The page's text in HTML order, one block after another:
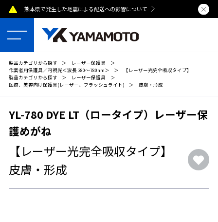
熊本県で発生した地震による配送への影響について 夏季休業
製品カテゴリから探す ＞ レーザー保護具
＞
作業者用保護具／可視光＜波長 380～780nm＞
＞
【レーザー光完全吸収タイプ】
製品カテゴリから探す
＞ レーザー保護具
＞
医療、美容向け保護具(レーザー、フラッシュライト)
＞ 皮膚・形成
YL-780 DYE LT（ロータイプ）レーザー保
護めがね
【レーザー光完全吸収タイプ】
皮膚・形成